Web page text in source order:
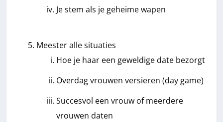
Je stem als je geheime wapen
Meester alle situaties
Hoe je haar een geweldige date bezorgt
Overdag vrouwen versieren (day game)
Succesvol een vrouw of meerdere
vrouwen daten